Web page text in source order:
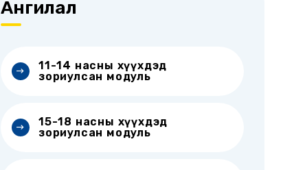
Ангилал
11-14 насны хүүхдэд
зориулсан модуль
15-18 насны хүүхдэд
зориулсан модуль